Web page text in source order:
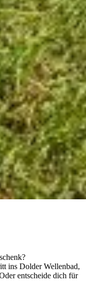
ins Dolder Wellenbad,
entscheide dich für